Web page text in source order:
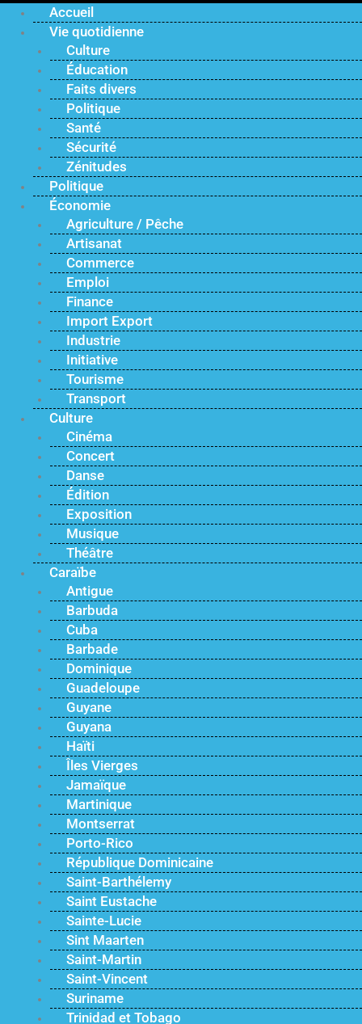
Accueil
Vie quotidienne
Culture
Éducation
Faits divers
Politique
Santé
Sécurité
Zénitudes
Politique
Économie
Agriculture / Pêche
Artisanat
Commerce
Emploi
Finance
Import Export
Industrie
Initiative
Tourisme
Transport
Culture
Cinéma
Concert
Danse
Édition
Exposition
Musique
Théâtre
Caraïbe
Antigue
Barbuda
Cuba
Barbade
Dominique
Guadeloupe
Guyane
Guyana
Haïti
Îles Vierges
Jamaïque
Martinique
Montserrat
Porto-Rico
République Dominicaine
Saint-Barthélemy
Saint Eustache
Sainte-Lucie
Sint Maarten
Saint-Martin
Saint-Vincent
Suriname
Trinidad et Tobago